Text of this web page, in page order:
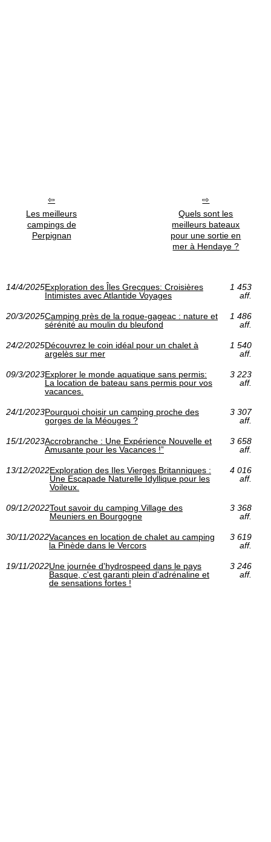
Les meilleurs
campings de
Perpignan
Quels sont les
meilleurs bateaux
pour une sortie en
mer à Hendaye ?
14/4/2025Exploration des Îles Grecques: Croisières
Intimistes avec Atlantide Voyages
1 453
aff.
20/3/2025Camping près de la roque-gageac : nature et
sérénité au moulin du bleufond
1 486
aff.
24/2/2025Découvrez le coin idéal pour un chalet à
argelès sur mer
1 540
aff.
09/3/2023Explorer le monde aquatique sans permis:
La location de bateau sans permis pour vos
vacances.
3 223
aff.
24/1/2023Pourquoi choisir un camping proche des
gorges de la Méouges ?
3 307
aff.
15/1/2023Accrobranche : Une Expérience Nouvelle et
Amusante pour les Vacances !”
3 658
aff.
13/12/2022Exploration des Iles Vierges Britanniques :
Une Escapade Naturelle Idyllique pour les
Voileux.
4 016
aff.
09/12/2022Tout savoir du camping Village des
Meuniers en Bourgogne
3 368
aff.
30/11/2022Vacances en location de chalet au camping
la Pinède dans le Vercors
3 619
aff.
19/11/2022Une journée d'hydrospeed dans le pays
Basque, c'est garanti plein d'adrénaline et
de sensations fortes !
3 246
aff.